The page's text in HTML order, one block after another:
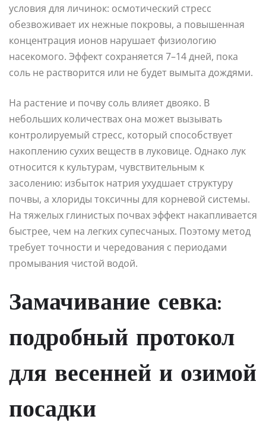
условия для личинок: осмотический стресс
обезвоживает их нежные покровы, а повышенная
концентрация ионов нарушает физиологию
насекомого. Эффект сохраняется 7–14 дней, пока
соль не растворится или не будет вымыта дождями.
На растение и почву соль влияет двояко. В
небольших количествах она может вызывать
контролируемый стресс, который способствует
накоплению сухих веществ в луковице. Однако лук
относится к культурам, чувствительным к
засолению: избыток натрия ухудшает структуру
почвы, а хлориды токсичны для корневой системы.
На тяжелых глинистых почвах эффект накапливается
быстрее, чем на легких супесчаных. Поэтому метод
требует точности и чередования с периодами
промывания чистой водой.
Замачивание севка:
подробный протокол
для весенней и озимой
посадки